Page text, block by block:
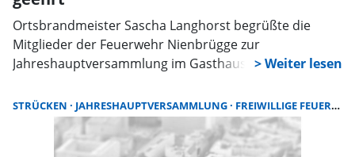
Ortsbrandmeister Sascha Langhorst begrüßte die
Mitglieder der Feuerwehr Nienbrügge zur
Jahreshauptversammlung im Gasthaus Gerland. Im
Jugendfeuerwehr in die aktive Mannschaft
übernehmen, wodurch die Zahl der aktiven Mitglieder
auf 29 stieg. Zusätzlich engagieren sich drei Mitglieder
STRÜCKEN JAHRESHAUPTVERSAMMLUNG FREIWILLIGE FEUERWEHR